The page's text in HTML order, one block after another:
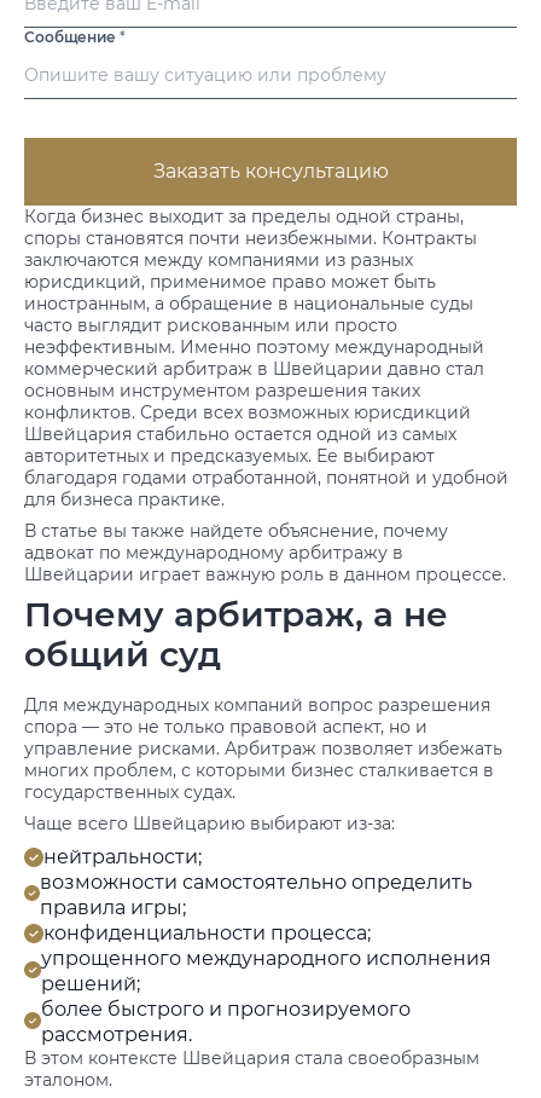
Когда бизнес выходит за пределы одной страны,
споры становятся почти неизбежными. Контракты
заключаются между компаниями из разных
юрисдикций, применимое право может быть
иностранным, а обращение в национальные суды
часто выглядит рискованным или просто
неэффективным. Именно поэтому международный
коммерческий арбитраж в Швейцарии давно стал
основным инструментом разрешения таких
конфликтов. Среди всех возможных юрисдикций
Швейцария стабильно остается одной из самых
авторитетных и предсказуемых. Ее выбирают
благодаря годами отработанной, понятной и удобной
для бизнеса практике.
В статье вы также найдете объяснение, почему
адвокат по международному арбитражу в
Швейцарии играет важную роль в данном процессе.
Почему арбитраж, а не
общий суд
Для международных компаний вопрос разрешения
спора — это не только правовой аспект, но и
управление рисками. Арбитраж позволяет избежать
многих проблем, с которыми бизнес сталкивается в
государственных судах.
Чаще всего Швейцарию выбирают из-за:
нейтральности;
возможности самостоятельно определить
правила игры;
конфиденциальности процесса;
упрощенного международного исполнения
решений;
более быстрого и прогнозируемого
рассмотрения.
В этом контексте Швейцария стала своеобразным
эталоном.
Сообщение *
Заказать консультацию